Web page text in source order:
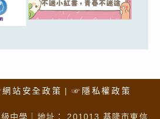
站安全政策 ☞隱私權政策
中學｜地址： 201013 基隆市東信